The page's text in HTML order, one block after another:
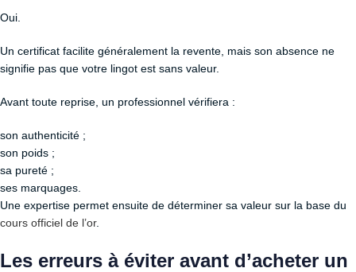
Oui.
Un certificat facilite généralement la revente, mais son absence ne
signifie pas que votre lingot est sans valeur.
Avant toute reprise, un professionnel vérifiera :
son authenticité ;
son poids ;
sa pureté ;
ses marquages.
Une expertise permet ensuite de déterminer sa valeur sur la base du
cours officiel de l’or.
Les erreurs à éviter avant d’acheter un